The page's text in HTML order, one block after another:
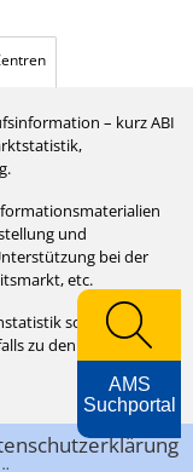
– kurz ABI
und
bei der
etc.
sowie interne
zu den
AMS
Suchportal